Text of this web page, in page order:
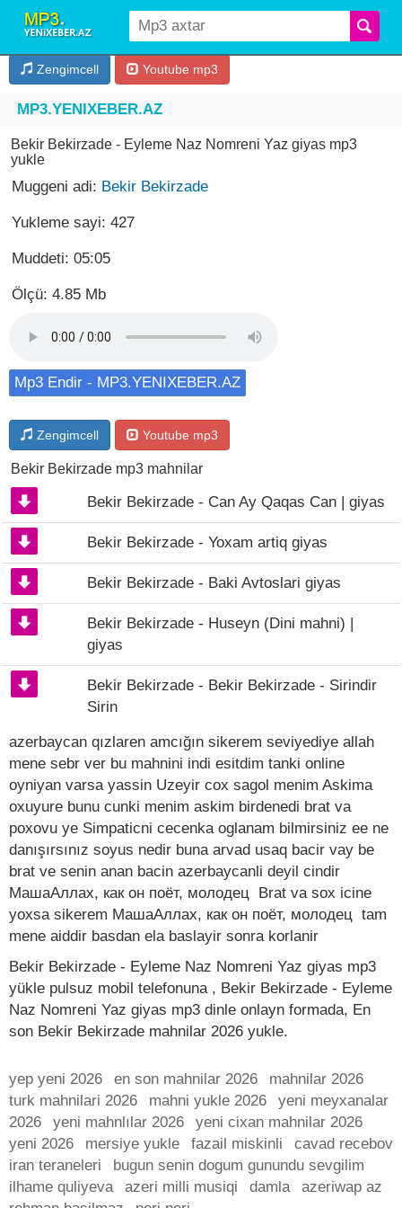
Zengimcell Youtube mp3
MP3.YENIXEBER.AZ
Bekir Bekirzade - Eyleme Naz Nomreni Yaz giyas mp3
yukle
Muggeni adi: Bekir Bekirzade
Yukleme sayi: 427
Muddeti: 05:05
Ölçü: 4.85 Mb
Mp3 Endir - MP3.YENIXEBER.AZ
Zengimcell Youtube mp3
Bekir Bekirzade mp3 mahnilar
Bekir Bekirzade - Can Ay Qaqas Can | giyas
Bekir Bekirzade - Yoxam artiq giyas
Bekir Bekirzade - Baki Avtoslari giyas
Bekir Bekirzade - Huseyn (Dini mahni) |
giyas
Bekir Bekirzade - Bekir Bekirzade - Sirindir
Sirin
azerbaycan qızlaren amcığın sikerem seviyediye allah
mene sebr ver bu mahnini indi esitdim tanki online
oyniyan varsa yassin Uzeyir cox sagol menim Askima
oxuyure bunu cunki menim askim birdenedi brat va
poxovu ye Simpaticni cecenka oglanam bilmirsiniz ee ne
danışırsınız soyus nedir buna arvad usaq bacir vay be
brat ve senin anan bacin azerbaycanli deyil cindir
МашаАллах, как он поёт, молодец Brat va sox icine
yoxsa sikerem МашаАллах, как он поёт, молодец tam
mene aiddir basdan ela baslayir sonra korlanir
Bekir Bekirzade - Eyleme Naz Nomreni Yaz giyas mp3
yükle pulsuz mobil telefonuna , Bekir Bekirzade - Eyleme
Naz Nomreni Yaz giyas mp3 dinle onlayn formada, En
son Bekir Bekirzade mahnilar 2026 yukle.
yep yeni 2026 en son mahnilar 2026
mahnilar 2026
turk mahnilari 2026
mahni yukle 2026
yeni meyxanalar
2026
yeni mahnlılar 2026
yeni cixan mahnilar 2026
yeni 2026
mersiye yukle fazail miskinli
cavad recebov
iran teraneleri
bugun senin dogum gunundu sevgilim
ilhame quliyeva
azeri milli musiqi damla
azeriwap az